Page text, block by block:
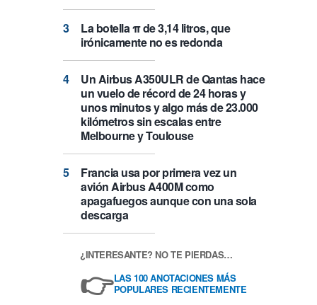
La botella π de 3,14 litros, que
irónicamente no es redonda
Un Airbus A350ULR de Qantas hace
un vuelo de récord de 24 horas y
unos minutos y algo más de 23.000
kilómetros sin escalas entre
Melbourne y Toulouse
Francia usa por primera vez un
avión Airbus A400M como
apagafuegos aunque con una sola
descarga
¿INTERESANTE? NO TE PIERDAS…
👉LAS 100 ANOTACIONES MÁS
POPULARES RECIENTEMENTE